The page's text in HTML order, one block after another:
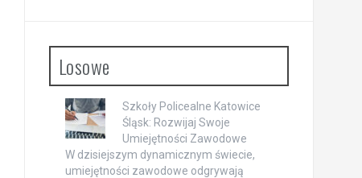
Losowe
Szkoły Policealne Katowice
Śląsk: Rozwijaj Swoje
Umiejętności Zawodowe
W dzisiejszym dynamicznym świecie,
umiejętności zawodowe odgrywają